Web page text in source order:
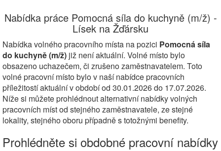
Nabídka práce Pomocná síla do kuchyně (m/ž) -
Lísek na Žďársku
Nabídka volného pracovního místa na pozici Pomocná síla
do kuchyně (m/ž) již není aktuální. Volné místo bylo
obsazeno uchazečem, či zrušeno zaměstnavatelem. Toto
volné pracovní místo bylo v naší nabídce pracovních
příležitostí aktuální v období od 30.01.2026 do 17.07.2026.
Níže si můžete prohlédnout alternativní nabídky volných
pracovních míst od stejného zaměstnavatele, ze stejné
lokality, stejného oboru případně s totožnými benefity.
Prohlédněte si obdobné pracovní nabídky